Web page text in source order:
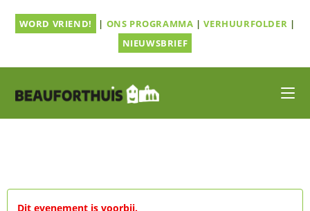
naarWORD VRIEND! | ONS PROGRAMMA |VERHUURFOLDER |
NIEUWSBRIEF
Dit evenement is voorbij.